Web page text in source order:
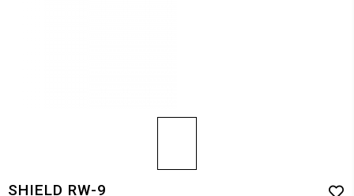
SHIELD RW-9